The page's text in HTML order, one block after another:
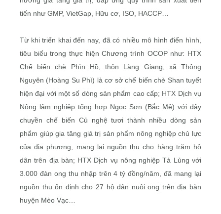
tiến như GMP, VietGap, Hữu cơ, ISO, HACCP…
Từ khi triển khai đến nay, đã có nhiều mô hình điển hình,
tiêu biểu trong thực hiện Chương trình OCOP như: HTX
Chế biến chè Phìn Hồ, thôn Làng Giang, xã Thông
Nguyên (Hoàng Su Phì) là cơ sở chế biến chè Shan tuyết
hiện đại với một số dòng sản phẩm cao cấp; HTX Dịch vụ
Nông lâm nghiệp tổng hợp Ngọc Sơn (Bắc Mê) với dây
chuyền chế biến Củ nghệ tươi thành nhiều dòng sản
phẩm giúp gia tăng giá trị sản phẩm nông nghiệp chủ lực
của địa phương, mang lại nguồn thu cho hàng trăm hộ
dân trên địa bàn; HTX Dịch vụ nông nghiệp Tả Lủng với
3.000 đàn ong thu nhập trên 4 tỷ đồng/năm, đã mang lại
nguồn thu ổn định cho 27 hộ dân nuôi ong trên địa bàn
huyện Mèo Vạc…